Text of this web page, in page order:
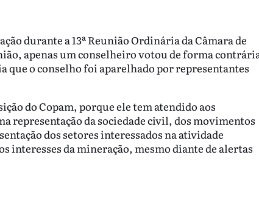
durante a 13ª Reunião Ordinária da Câmara de
apenas um conselheiro votou de forma
que o conselho foi aparelhado por representantes
do Copam, porque ele tem atendido aos
representação da sociedade civil, dos movimentos
dos setores interessados na atividade
interesses da mineração, mesmo diante de alertas